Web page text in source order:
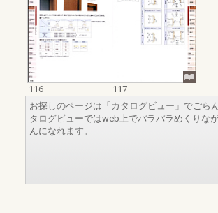
116
117
お探しのページは「カタログビュー」でごら
タログビューではweb上でパラパラめくりな
んになれます。